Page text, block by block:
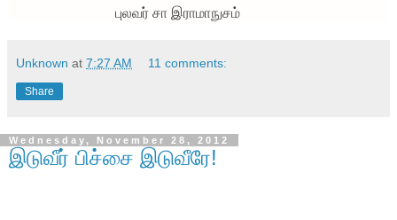
புலவர் சா இராமாநுசம்
Unknown at 7:27 AM 11 comments:
Share
Wednesday, November 28, 2012
இடுவீர் பிச்சை இடுவீரே!